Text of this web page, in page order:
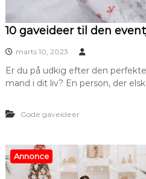
10 gaveideer til den
marts 10, 2023
Er du på udkig efter den
mand i dit liv? En person, der
Gode gaveideer
Annonce